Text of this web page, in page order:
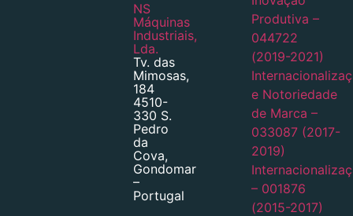
NS
Máquinas
Industriais,
Lda.
Tv. das
Mimosas,
184
4510-
330 S.
Pedro
da
Cova,
Gondomar
–
Portugal
Produtiva –
044722
(2019-2021)
e Notoriedade
de Marca –
033087 (2017-
2019)
– 001876
(2015-2017)